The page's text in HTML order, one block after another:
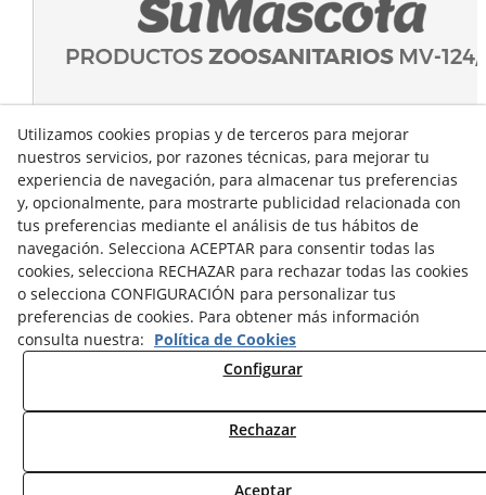
Utilizamos cookies propias y de terceros para mejorar
nuestros servicios, por razones técnicas, para mejorar tu
experiencia de navegación, para almacenar tus preferencias
y, opcionalmente, para mostrarte publicidad relacionada con
tus preferencias mediante el análisis de tus hábitos de
navegación. Selecciona ACEPTAR para consentir todas las
cookies, selecciona RECHAZAR para rechazar todas las cookies
o selecciona CONFIGURACIÓN para personalizar tus
preferencias de cookies. Para obtener más información
consulta nuestra: Política de Cookies
Configurar
Rechazar
Aceptar